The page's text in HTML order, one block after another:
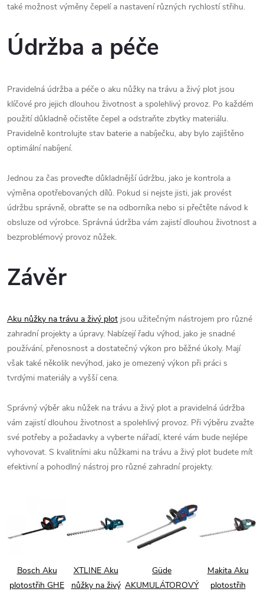
také možnost výměny čepelí a nastavení různých rychlostí střihu.
Údržba a péče
Pravidelná údržba a péče o aku nůžky na trávu a živý plot jsou
klíčové pro jejich dlouhou životnost a spolehlivý provoz. Po každém
použití důkladně očistěte čepel a odstraňte zbytky materiálu.
Pravidelně kontrolujte stav baterie a nabíječku, aby bylo zajištěno
optimální nabíjení.
Jednou za čas proveďte důkladnější údržbu, jako je kontrola a
výměna opotřebovaných dílů. Pokud si nejste jisti, jak provést
údržbu správně, obraťte se na odborníka nebo si přečtěte návod k
obsluze od výrobce. Správná údržba vám zajistí dlouhou životnost a
bezproblémový provoz nůžek.
Závěr
Aku nůžky na trávu a živý plot jsou užitečným nástrojem pro různé
zahradní projekty a úpravy. Nabízejí řadu výhod, jako je snadné
používání, přenosnost a dostatečný výkon pro běžné úkoly. Mají
však také několik nevýhod, jako je omezený výkon při práci s
tvrdými materiály a vyšší cena.
Správný výběr aku nůžek na trávu a živý plot a pravidelná údržba
vám zajistí dlouhou životnost a spolehlivý provoz. Při výběru zvažte
své potřeby a požadavky a vyberte nářadí, které vám bude nejlépe
vyhovovat. S kvalitními aku nůžkami na trávu a živý plot budete mít
efektivní a pohodlný nástroj pro různé zahradní projekty.
Bosch Aku
plotostřih GHE
XTLINE Aku
nůžky na živý
Güde
AKUMULÁTOROVÝ
Makita Aku
plotostřih